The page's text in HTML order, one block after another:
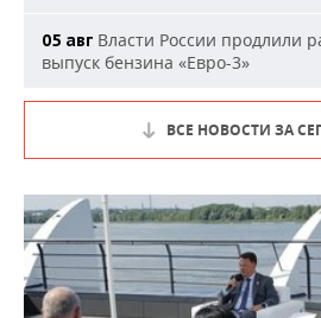
05 авг Власти России продлили
выпуск бензина «Евро-3»
ВСЕ НОВОСТИ ЗА